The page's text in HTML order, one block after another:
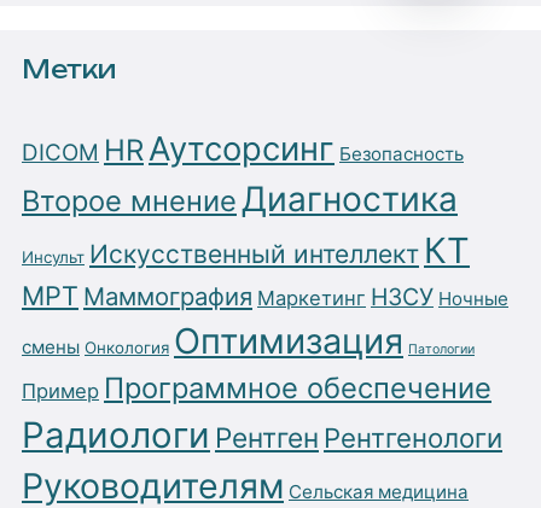
Метки
DICOM HRАутсорсинг Безопасность
Второе мнениеДиагностика
Инсульт Искусственный интеллект КТ
МРТ Маммография Маркетинг НЗСУ Ночные
смены Онкология Оптимизация Патологии
Пример Программное обеспечение
Радиологи Рентген Рентгенологи
Руководителям Сельская медицина